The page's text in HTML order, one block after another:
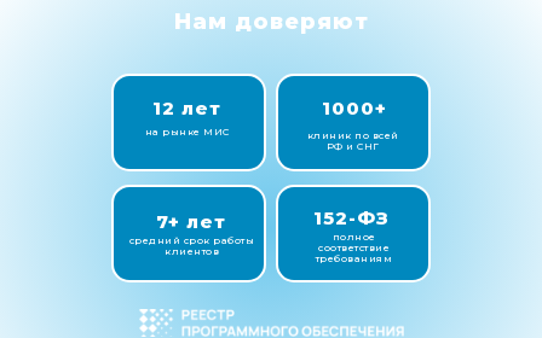
7+ лет
средний срок работы
клиентов
1000+
Нам доверяют
клиник по всей
РФ и СНГ
12 лет
на рынке МИС
полное
соответствие
требованиям
152-ФЗ